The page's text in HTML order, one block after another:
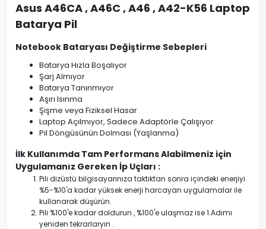
Asus A46CA , A46C , A46 , A42-K56 Laptop
Batarya Pil
Notebook Bataryası Değiştirme Sebepleri
Batarya Hızla Boşalıyor
Şarj Almıyor
Batarya Tanınmıyor
Aşırı Isınma
Şişme veya Fiziksel Hasar
Laptop Açılmıyor, Sadece Adaptörle Çalışıyor
Pil Döngüsünün Dolması (Yaşlanma)
İlk Kullanımda Tam Performans Alabilmeniz için
Uygulamanız Gereken İp Uçları :
Pili dizüstü bilgisayarınıza taktıktan sonra içindeki enerjiyi
%5-%10'a kadar yüksek enerji harcayan uygulamalar ile
kullanarak düşürün.
Pili %100'e kadar doldurun , %100'e ulaşmaz ise 1.Adımı
yeniden tekrarlaryın .